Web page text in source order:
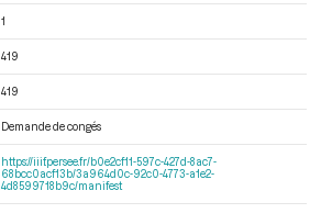
1
419
419
Demande de congés
https://iiif.persee.fr/b0e2cf11-597c-427d-8ac7-
68bcc0acf13b/3a964d0c-92c0-4773-a1e2-
4d8599718b9c/manifest